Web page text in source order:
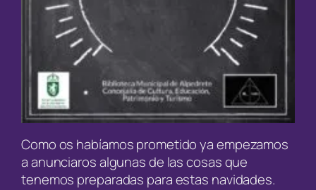
Como os habíamos prometido ya empezamos
a anunciaros algunas de las cosas que
tenemos preparadas para estas navidades.